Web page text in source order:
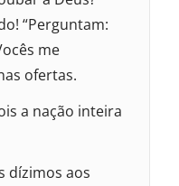
“Perguntam:
me
ofertas.
a nação inteira
dízimos aos